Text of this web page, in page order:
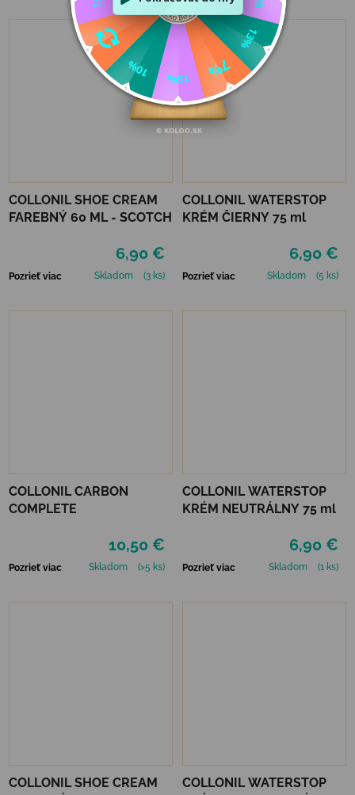
COLLONIL SHOE CREAM
FAREBNÝ 60 ML - SCOTCH
6,90 €
Pozrieť viac Skladom (3 ks)
COLLONIL WATERSTOP
KRÉM ČIERNY 75 ml
6,90 €
Pozrieť viac Skladom (5 ks)
COLLONIL CARBON
COMPLETE
10,50 €
Pozrieť viac Skladom (>5 ks)
COLLONIL WATERSTOP
KRÉM NEUTRÁLNY 75 ml
6,90 €
Pozrieť viac Skladom (1 ks)
COLLONIL SHOE CREAM
COLLONIL WATERSTOP